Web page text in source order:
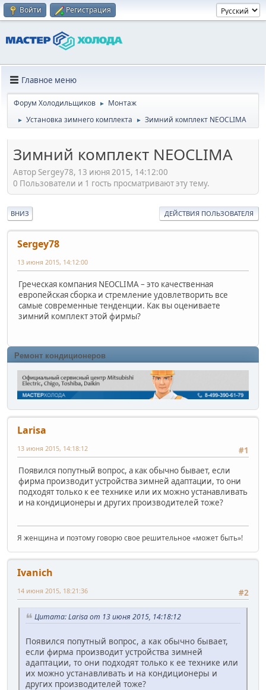
Войти Регистрация
Главное меню
Форум Холодильщиков ► Монтаж
► Установка зимнего комплекта ► Зимний комплект NEOCLIMA
Зимний комплект NEOCLIMA
Автор Sergey78, 13 июня 2015, 14:12:00
0 Пользователи и 1 гость просматривают эту тему.
ВНИЗ ДЕЙСТВИЯ ПОЛЬЗОВАТЕЛЯ
Sergey78
13 июня 2015, 14:12:00
Греческая компания NEOCLIMA – это качественная
европейская сборка и стремление удовлетворить все
самые современные тенденции. Как вы оцениваете
зимний комплект этой фирмы?
Ремонт кондиционеров
Larisa
#1
13 июня 2015, 14:18:12
Появился попутный вопрос, а как обычно бывает, если
фирма производит устройства зимней адаптации, то они
подходят только к ее технике или их можно устанавливать
и на кондиционеры и других производителей тоже?
Я женщина и поэтому говорю свое решительное «может быть»!
Ivanich
#2
14 июня 2015, 18:21:36
Цитата: Larisa от 13 июня 2015, 14:18:12
Появился попутный вопрос, а как обычно бывает,
если фирма производит устройства зимней
адаптации, то они подходят только к ее технике или
их можно устанавливать и на кондиционеры и
других производителей тоже?